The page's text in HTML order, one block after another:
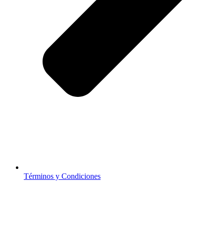
Términos y Condiciones